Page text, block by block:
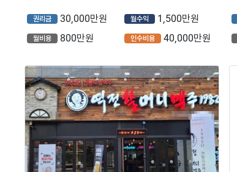
권리금 30,000만원 월수익 1,500만원
월비용 800만원 인수비용 40,000만원